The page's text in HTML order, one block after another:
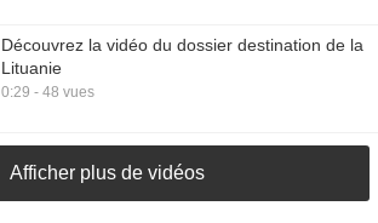
Découvrez la vidéo du dossier destination de la
Lituanie
0:29 - 48 vues
Afficher plus de vidéos